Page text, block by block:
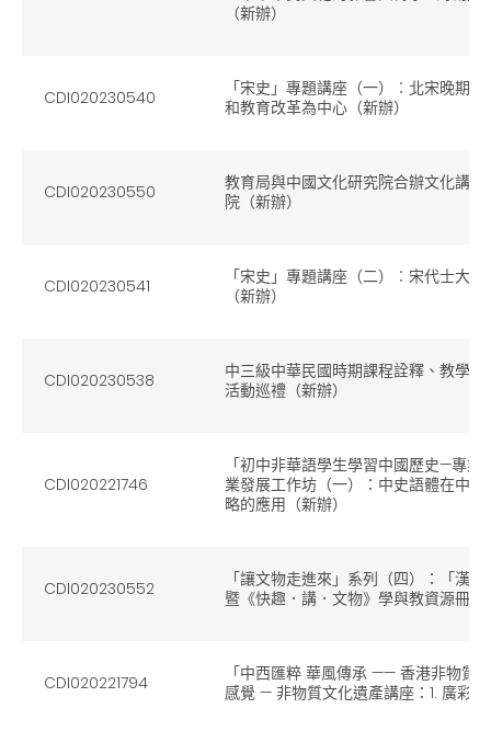
（新辦）
CDI020230540
「宋史」專題講座（一）︰北宋晚期
和教育改革為中心（新辦）
CDI020230550
教育局與中國文化研究院合辦文化講
院（新辦）
CDI020230541
「宋史」專題講座（二）︰宋代士大
（新辦）
CDI020230538
中三級中華民國時期課程詮釋、教學
活動巡禮（新辦）
CDI020221746
「初中非華語學生學習中國歷史—專
業發展工作坊（一）：中史語體在中
略的應用（新辦）
CDI020230552
「讓文物走進來」系列（四）：「漢
暨《快趣．講．文物》學與教資源冊簡
CDI020221794
「中西匯粹 華風傳承 —— 香港非物質
感覺 — 非物質文化遺產講座：1. 廣彩